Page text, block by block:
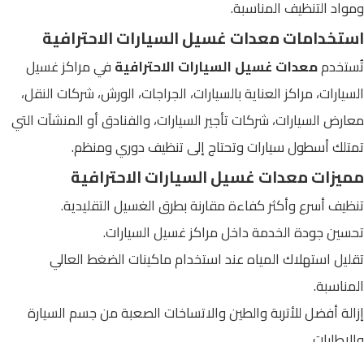
ومواد التنظيف المناسبة.
استخدامات معدات غسيل السيارات الاحترافية
تُستخدممعدات غسيل السيارات الاحترافيةفي مراكز غسيل
السيارات، مراكز العناية بالسيارات، الجراجات، الورش، شركات النقل،
معارض السيارات، شركات تأجير السيارات، والفنادق أو المنشآت التي
تمتلك أسطول سيارات وتحتاج إلى تنظيف دوري ومنظم.
مميزات معدات غسيل السيارات الاحترافية
تنظيف أسرع وأكثر كفاءة مقارنة بطرق الغسيل التقليدية.
تحسين جودة الخدمة داخل مراكز غسيل السيارات.
تقليل استهلاك المياه عند استخدام ماكينات الضغط العالي
المناسبة.
إزالة أفضل للأتربة والطين والاتساخات الصعبة من جسم السيارة